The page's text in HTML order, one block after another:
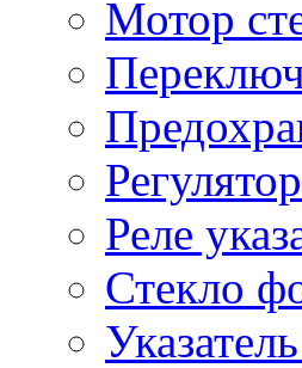
Мотор
Реле
Стекло